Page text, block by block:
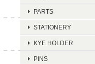
PARTS
STATIONERY
KYE HOLDER
PINS